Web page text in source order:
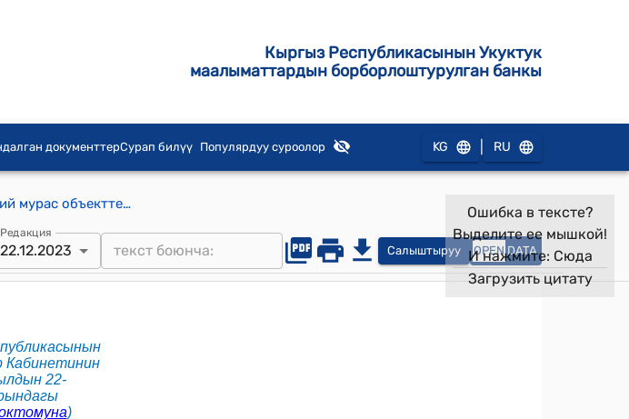
Кыргыз Республикасынын Укуктук
маалыматтардын борборлоштурулган банкы
документтерСурап билүү Популярдуу суроолор KG RU
2023-2027-жылдарга "Көөнө тарых сырлары" тарыхый-маданий мурас объекттерин сактоо, изилдөө жана археологиялык казууларды жүргүзүү боюнча Мамлекеттик программа (Кыргыз Республикасынын Министрлер Кабинетинин 2023-жылдын 22-декабрындагы №701 токтомуна)
Редакция
22.12.2023 Салыштыруу OPEN DATA
Ошибка в тексте?
Выделите ее мышкой!
И нажмите: Сюда
Загрузить цитату